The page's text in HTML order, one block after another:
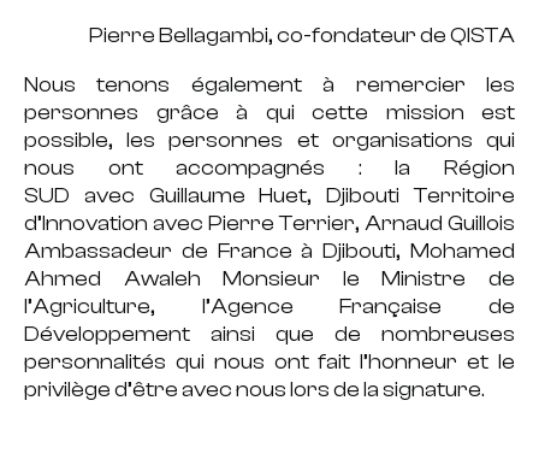
Pierre Bellagambi, co-fondateur de QISTA
Nous tenons également à remercier les
personnes grâce à qui cette mission est
possible, les personnes et organisations qui
nous ont accompagnés : la Région
SUD avec Guillaume Huet,Djibouti Territoire
d’Innovation avec Pierre Terrier, Arnaud Guillois
Ambassadeur de France à Djibouti,Mohamed
Ahmed Awaleh Monsieur le Ministre de
l’Agriculture, l’Agence Française de
Développement ainsi que de nombreuses
personnalités qui nous ont fait l’honneur et le
privilège d’être avec nous lors de la signature.